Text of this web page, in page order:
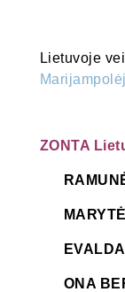
Lietuvoje
ZONTA
RAMUNĖ
MARYTĖ
EVALDA
ONA